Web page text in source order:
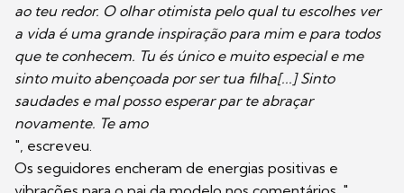
ao teu redor. O olhar otimista pelo qual tu escolhes ver
a vida é uma grande inspiração para mim e para todos
que te conhecem. Tu és único e muito especial e me
sinto muito abençoada por ser tua filha[...] Sinto
saudades e mal posso esperar par te abraçar
novamente. Te amo
", escreveu.
Os seguidores encheram de energias positivas e